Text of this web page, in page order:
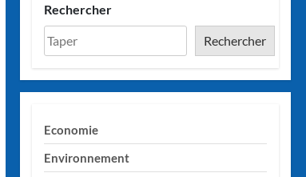
Rechercher
Rechercher
Economie
Environnement